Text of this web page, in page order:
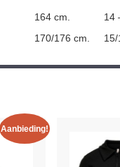
164 cm.
14
170/176 cm.
Aanbieding!